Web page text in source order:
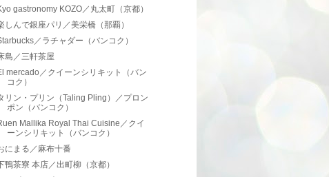
gastronomy KOZO／丸太町（京都）
しんで銀座パリ／美栄橋（那覇）
／ラチャダー（バンコク）
島／三軒茶屋
mercado／クイーンシリキット（バン
コク）
リン・プリン（Taling Pling）／プロン
ポン（バンコク）
Mallika Royal Thai Cuisine／クイ
ーンシリキット（バンコク）
にまる／麻布十番
鴨茶寮 本店／出町柳（京都）